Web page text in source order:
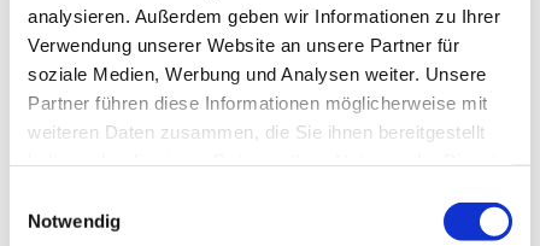
analysieren. Außerdem geben wir Informationen zu Ihrer
Verwendung unserer Website an unsere Partner für
soziale Medien, Werbung und Analysen weiter. Unsere
Partner führen diese Informationen möglicherweise mit
weiteren Daten zusammen, die Sie ihnen bereitgestellt
Notwendig
Hallo
Hidies kaufen
Alle Produkte
Söckchen
Alle Strumpfhosen
Feinstrumpfhosen
Kniestrümpfe/Overknees
Geschenkgutscheine
Mein Konto